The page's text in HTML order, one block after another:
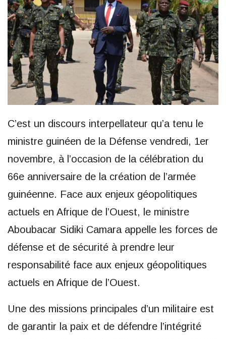
C’est un discours interpellateur qu’a tenu le
ministre guinéen de la Défense vendredi, 1er
novembre, à l’occasion de la célébration du
66e anniversaire de la création de l’armée
guinéenne. Face aux enjeux géopolitiques
actuels en Afrique de l’Ouest, le ministre
Aboubacar Sidiki Camara appelle les forces de
défense et de sécurité à prendre leur
responsabilité face aux enjeux géopolitiques
actuels en Afrique de l’Ouest.
Une des missions principales d’un militaire est
de garantir la paix et de défendre l’intégrité